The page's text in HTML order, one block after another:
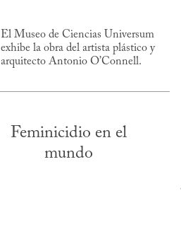
El Museo de Ciencias Universum
exhibe la obra del artista plástico y
arquitecto Antonio O’Connell.
Feminicidio en el
mundo